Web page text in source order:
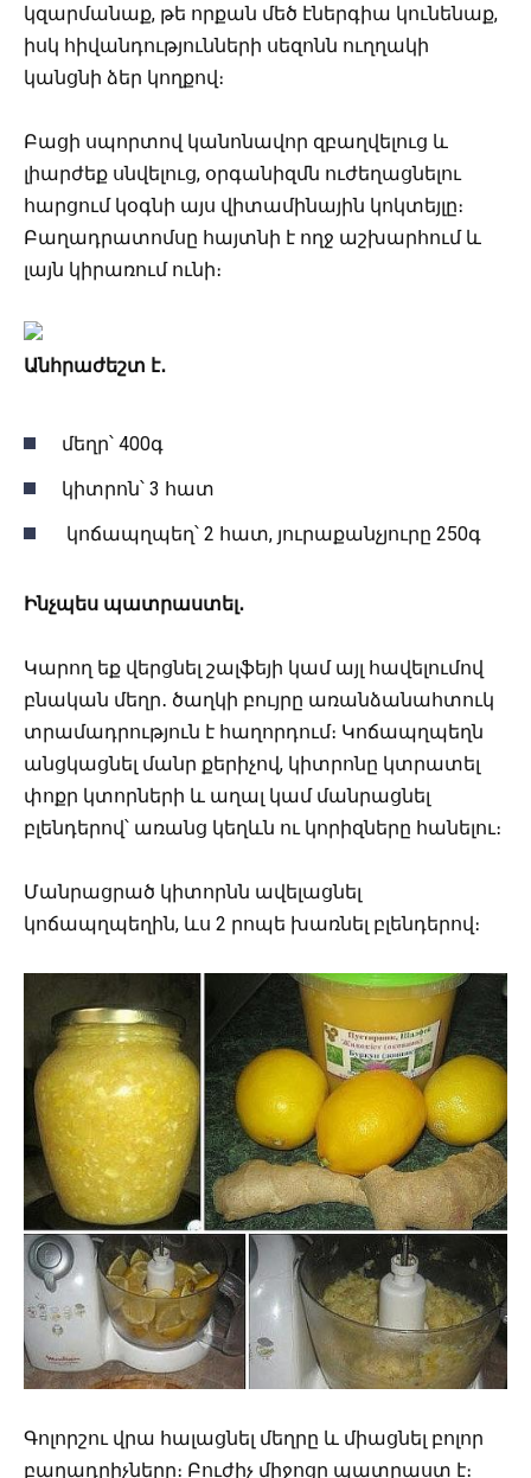
կզարմանաք, թե որքան մեծ էներգիա կունենաք,
իսկ հիվանդությունների սեզոնն ուղղակի
կանցնի ձեր կողքով։
Բացի սպորտով կանոնավոր զբաղվելուց և
լիարժեք սնվելուց, օրգանիզմն ուժեղացնելու
հարցում կօգնի այս վիտամինային կոկտեյլը։
Բաղադրատոմսը հայտնի է ողջ աշխարհում և
լայն կիրառում ունի։
Անհրաժեշտ է․
մեղր՝ 400գ
կիտրոն՝ 3 հատ
կոճապղպեղ՝ 2 հատ, յուրաքանչյուրը 250գ
Ինչպես պատրաստել․
Կարող եք վերցնել շալֆեյի կամ այլ հավելումով
բնական մեղր․ ծաղկի բույրը առանձանահտուկ
տրամադրություն է հաղորդում։ Կոճապղպեղն
անցկացնել մանր քերիչով, կիտրոնը կտրատել
փոքր կտորների և աղալ կամ մանրացնել
բլենդերով՝ առանց կեղևն ու կորիզները հանելու։
Մանրացրած կիտորնն ավելացնել
կոճապղպեղին, ևս 2 րոպե խառնել բլենդերով։
Գոլորշու վրա հալացնել մեղրը և միացնել բոլոր
բաղադրիչները։ Բուժիչ միջոցը պատրաստ է։